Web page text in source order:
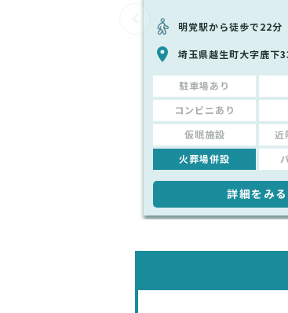
明覚駅から徒歩で22分
埼玉県越生町大字鹿下
駐車場あり
コンビニあり
仮眠施設 近
火葬場併設
詳細をみる